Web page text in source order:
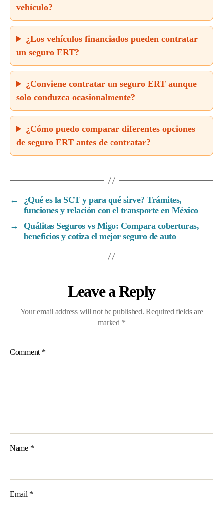
vehículo?
¿Los vehículos financiados pueden contratar
un seguro ERT?
¿Conviene contratar un seguro ERT aunque
solo conduzca ocasionalmente?
¿Cómo puedo comparar diferentes opciones
de seguro ERT antes de contratar?
←
¿Qué es la SCT y para qué sirve? Trámites,
funciones y relación con el transporte en México
→
Quálitas Seguros vs Migo: Compara coberturas,
beneficios y cotiza el mejor seguro de auto
Leave a Reply
Your email address will not be published. Required fields are
marked *
Comment *
Name *
Email *